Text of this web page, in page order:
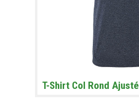
T-Shirt Col Rond Ajusté